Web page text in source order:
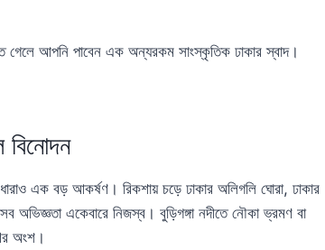
গেলে আপনি পাবেন এক অন্যরকম সাংস্কৃতিক ঢাকার স্বাদ।
বিনোদন
এক বড় আকর্ষণ। রিকশায় চড়ে ঢাকার অলিগলি ঘোরা, ঢাকার
অভিজ্ঞতা একেবারে নিজস্ব। বুড়িগঙ্গা নদীতে নৌকা ভ্রমণ বা
অংশ।